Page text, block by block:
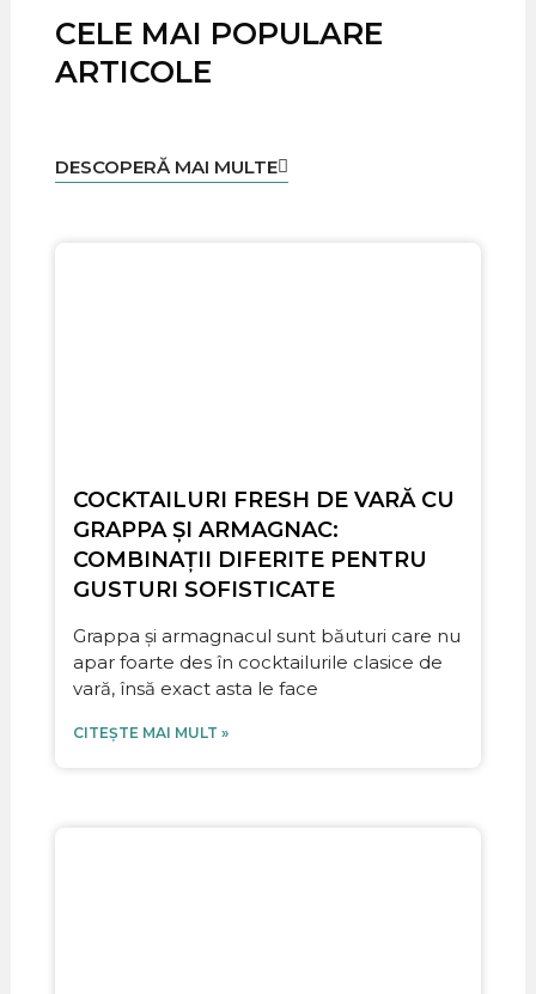
CELE MAI POPULARE
ARTICOLE
DESCOPERĂ MAI MULTE
COCKTAILURI FRESH DE VARĂ CU
GRAPPA ȘI ARMAGNAC:
COMBINAȚII DIFERITE PENTRU
GUSTURI SOFISTICATE
Grappa și armagnacul sunt băuturi care nu
apar foarte des în cocktailurile clasice de
vară, însă exact asta le face
CITEȘTE MAI MULT »